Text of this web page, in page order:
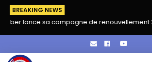
BREAKING NEWS
sa campagne de renouvellement 2026‑2027